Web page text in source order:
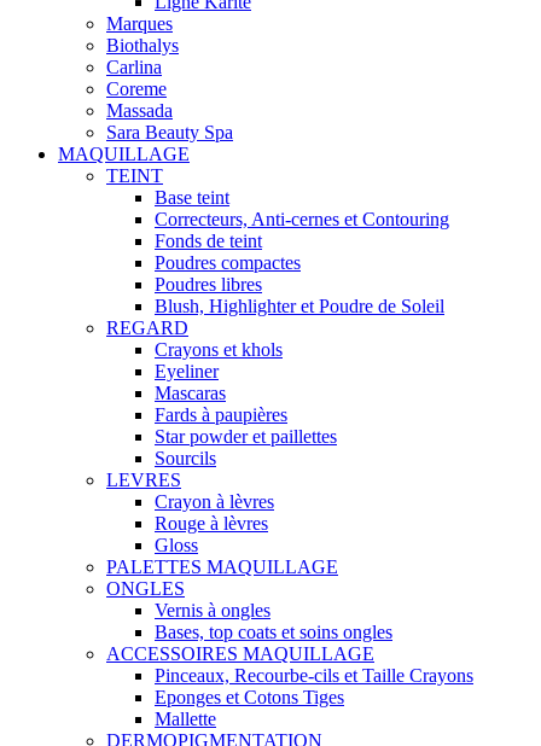
Marques
Biothalys
Carlina
Coreme
Massada
Sara Beauty Spa
MAQUILLAGE
TEINT
Base teint
Correcteurs, Anti-cernes et Contouring
Fonds de teint
Poudres compactes
Poudres libres
Blush, Highlighter et Poudre de Soleil
REGARD
Crayons et khols
Eyeliner
Mascaras
Fards à paupières
Star powder et paillettes
Sourcils
LEVRES
Crayon à lèvres
Rouge à lèvres
Gloss
PALETTES MAQUILLAGE
ONGLES
Vernis à ongles
Bases, top coats et soins ongles
ACCESSOIRES MAQUILLAGE
Pinceaux, Recourbe-cils et Taille Crayons
Eponges et Cotons Tiges
Mallette
DERMOPIGMENTATION